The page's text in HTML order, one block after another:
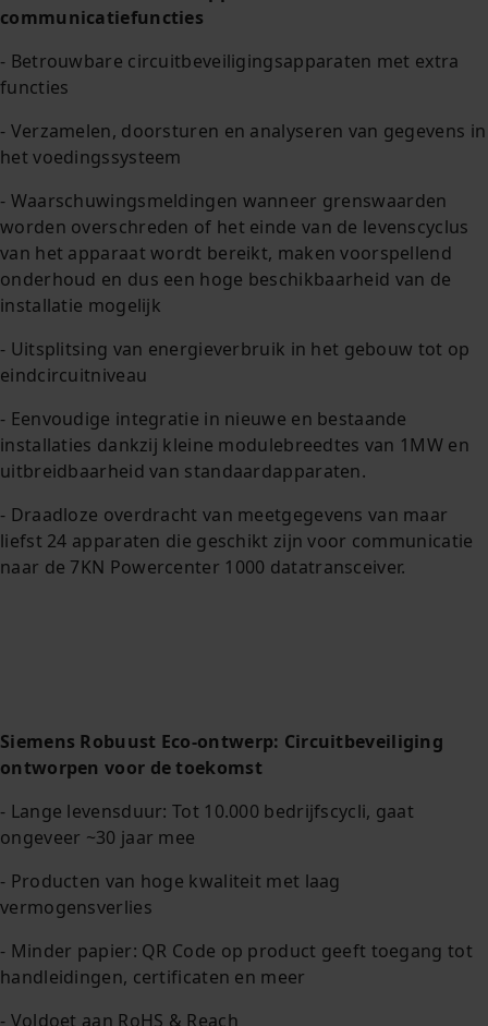
communicatiefuncties
- Betrouwbare circuitbeveiligingsapparaten met extra
functies
- Verzamelen, doorsturen en analyseren van gegevens in
het voedingssysteem
- Waarschuwingsmeldingen wanneer grenswaarden
worden overschreden of het einde van de levenscyclus
van het apparaat wordt bereikt, maken voorspellend
onderhoud en dus een hoge beschikbaarheid van de
installatie mogelijk
- Uitsplitsing van energieverbruik in het gebouw tot op
eindcircuitniveau
- Eenvoudige integratie in nieuwe en bestaande
installaties dankzij kleine modulebreedtes van 1MW en
uitbreidbaarheid van standaardapparaten.
- Draadloze overdracht van meetgegevens van maar
liefst 24 apparaten die geschikt zijn voor communicatie
naar de 7KN Powercenter 1000 datatransceiver.
Siemens Robuust Eco-ontwerp: Circuitbeveiliging
ontworpen voor de toekomst
- Lange levensduur: Tot 10.000 bedrijfscycli, gaat
ongeveer ~30 jaar mee
- Producten van hoge kwaliteit met laag
vermogensverlies
- Minder papier: QR Code op product geeft toegang tot
handleidingen, certificaten en meer
- Voldoet aan RoHS & Reach